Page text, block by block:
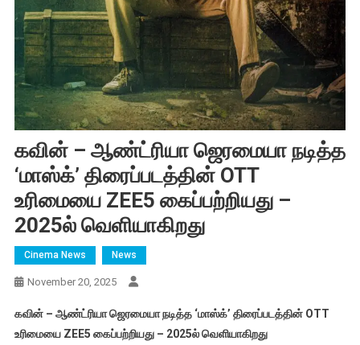
கவின் – ஆண்ட்ரியா ஜெரமையா நடித்த
‘மாஸ்க்’ திரைப்படத்தின் OTT
உரிமையை ZEE5 கைப்பற்றியது –
2025ல் வெளியாகிறது
Cinema News News
November 20, 2025
கவின் – ஆண்ட்ரியா ஜெரமையா நடித்த ‘மாஸ்க்’ திரைப்படத்தின் OTT
உரிமையை ZEE5 கைப்பற்றியது – 2025ல் வெளியாகிறது